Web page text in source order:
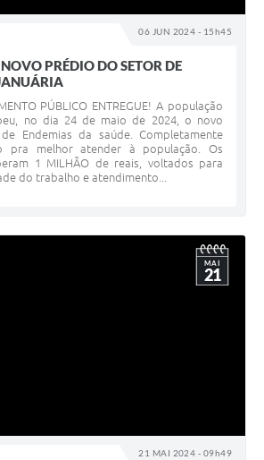
06 JUN 2024 - 15h45
PRÉDIO DO SETOR DE
PÚBLICO ENTREGUE! A população
no dia 24 de maio de 2024, o novo
Endemias da saúde. Completamente
pra melhor atender à população. Os
1 MILHÃO de reais, voltados para
do trabalho e atendimento...
21 MAI 2024 - 09h49
MAI
21